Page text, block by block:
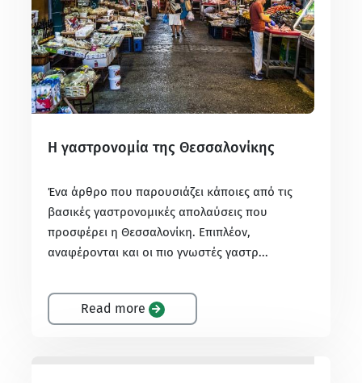
Η γαστρονομία της Θεσσαλονίκης
Ένα άρθρο που παρουσιάζει κάποιες από τις
βασικές γαστρονομικές απολαύσεις που
προσφέρει η Θεσσαλονίκη. Επιπλέον,
αναφέρονται και οι πιο γνωστές γαστρ...
Read more